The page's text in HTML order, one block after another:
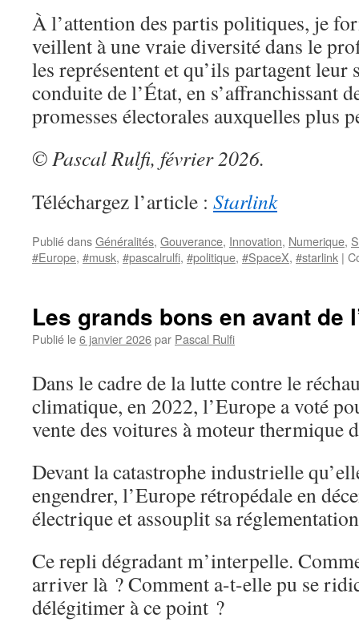
À l’attention des partis politiques, je
veillent à une vraie diversité dans le
les représentent et qu’ils partagent leur
conduite de l’État, en s’affranchissant
promesses électorales auxquelles plus
© Pascal Rulfi, février 2026.
Téléchargez l’article : Starlink
Publié dansGénéralités, Gouverance, Innovation, Numerique,
#Europe, #musk, #pascalrulfi, #politique, #SpaceX, #starlink |
Les grands bons en avant de
Publié le6 janvier 2026par Pascal Rulfi
Dans le cadre de la lutte contre le
climatique, en 2022, l’Europe a voté
vente des voitures à moteur thermique
Devant la catastrophe industrielle
engendrer, l’Europe rétropédale en
électrique et assouplit sa
Ce repli dégradant m’interpelle.
arriver là ? Comment a-t-elle pu se
délégitimer à ce point ?